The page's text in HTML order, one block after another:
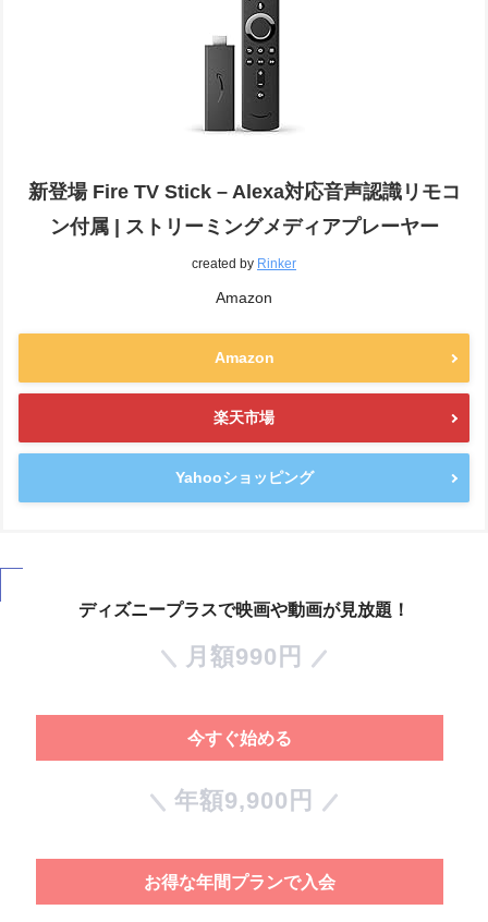
新登場 Fire TV Stick – Alexa対応音声認識リモコ
ン付属 | ストリーミングメディアプレーヤー
created by Rinker
Amazon
Amazon
楽天市場
Yahooショッピング
ディズニープラスで映画や動画が見放題！
月額990円
今すぐ始める
年額9,900円
お得な年間プランで入会